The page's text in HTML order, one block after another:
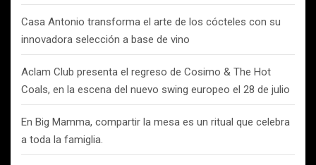
Casa Antonio transforma el arte de los cócteles con su
innovadora selección a base de vino
Aclam Club presenta el regreso de Cosimo & The Hot
Coals, en la escena del nuevo swing europeo el 28 de julio
En Big Mamma, compartir la mesa es un ritual que celebra
a toda la famiglia.